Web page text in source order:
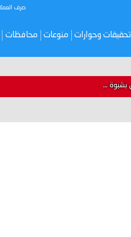
صرف
تحقيقات وحوارات منوعات محافظات
...